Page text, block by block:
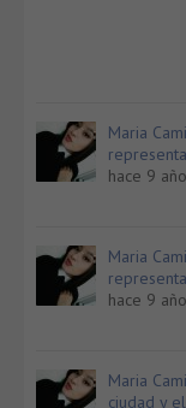
Maria
hace 9
Maria
hace 9
Maria
ciudad y